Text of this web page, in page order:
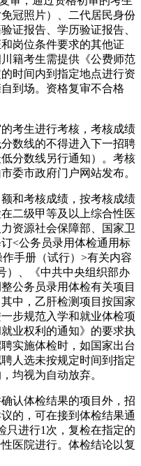
冠照片）、二代居民身份
证报告、学历验证报告、
岗位条件要求的其他证
籍考生需提供《公费师范
时间内到指定地点进行资
到场。资格复审不合格
考生进行考核，考核成绩
数线的不得进入下一招聘
分数线另行通知）。考核
委市政府门户网站发布。
和考核成绩，按考核成绩
二级甲等及以上综合性医
资源社会保障部、国家卫
<公务员录用体检通用标
手册（试行）>有关内容
）、《中共中央组织部办
公务员录用体检有关项目
中，乙肝检测项目按国家
步规范入学和就业体检项
业权利的通知》的要求执
实施体检时，如国家出台
人选未按规定时间到指定
均视为自动放弃。
认体检结果的项目外，招
的，可在接到体检结果通
只进行1次，复检在指定的
医院进行。体检结论以复